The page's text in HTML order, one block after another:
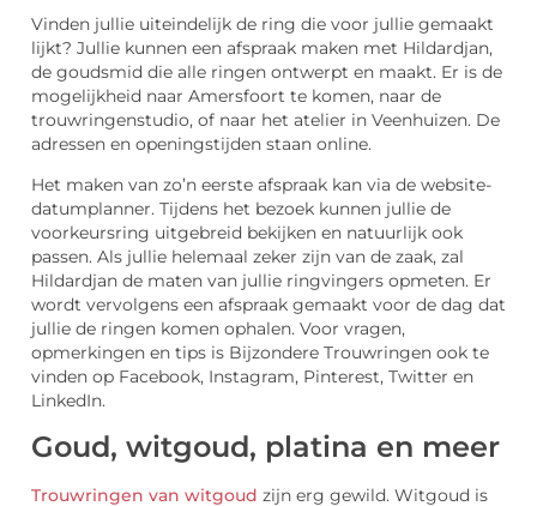
Vinden jullie uiteindelijk de ring die voor jullie gemaakt
lijkt? Jullie kunnen een afspraak maken met Hildardjan,
de goudsmid die alle ringen ontwerpt en maakt. Er is de
mogelijkheid naar Amersfoort te komen, naar de
trouwringenstudio, of naar het atelier in Veenhuizen. De
adressen en openingstijden staan online.
Het maken van zo’n eerste afspraak kan via de website-
datumplanner. Tijdens het bezoek kunnen jullie de
voorkeursring uitgebreid bekijken en natuurlijk ook
passen. Als jullie helemaal zeker zijn van de zaak, zal
Hildardjan de maten van jullie ringvingers opmeten. Er
wordt vervolgens een afspraak gemaakt voor de dag dat
jullie de ringen komen ophalen. Voor vragen,
opmerkingen en tips is Bijzondere Trouwringen ook te
vinden op Facebook, Instagram, Pinterest, Twitter en
LinkedIn.
Goud, witgoud, platina en meer
Trouwringen van witgoud zijn erg gewild. Witgoud is